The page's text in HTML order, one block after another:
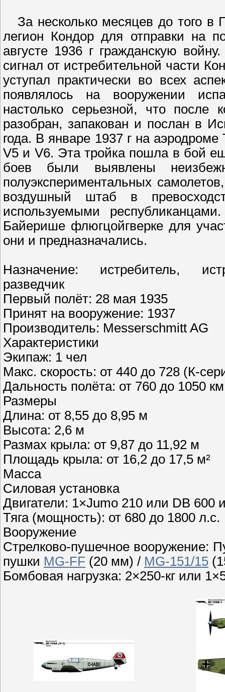
За несколько месяцев до того в
легион Кондор для отправки на
августе 1936 г гражданскую
сигнал от истребительной части
уступал практически во всех
появлялось на вооружении
настолько серьезной, что после
разобран, запакован и послан в
года. В январе 1937 г на
V5 и V6. Эта тройка пошла в бой
боев были выявлены
полуэкспериментальных
воздушный штаб в
используемыми
Байерише флюгцойгверке для
они и предназначались.
Назначение: истребитель,
разведчик
Первый полёт: 28 мая 1935
Принят на вооружение: 1937
Производитель: Messerschmitt AG
Характеристики
Экипаж: 1 чел
Макс. скорость: от 440 до 728 (К-
Дальность полёта: от 760 до 1050 км
Размеры
Длина: от 8,55 до 8,95 м
Высота: 2,6 м
Размах крыла: от 9,87 до 11,92 м
Площадь крыла: от 16,2 до 17,5 м²
Масса
Силовая установка
Двигатели: 1×Jumo 210 или DB 600
Тяга (мощность): от 680 до 1800 л.с.
Вооружение
Стрелково-пушечное вооружение:
пушки MG-FF (20 мм) / MG-151/15
Бомбовая нагрузка: 2×250-кг или